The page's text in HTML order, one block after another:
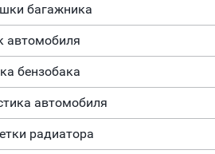
багажника
автомобиля
бензобака
автомобиля
радиатора